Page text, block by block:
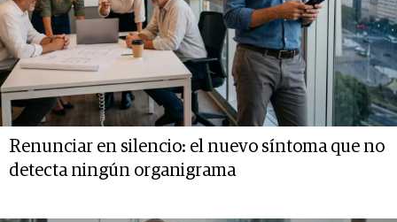
Renunciar en silencio: el nuevo síntoma que no
detecta ningún organigrama